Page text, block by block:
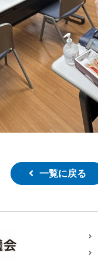
一覧に戻る